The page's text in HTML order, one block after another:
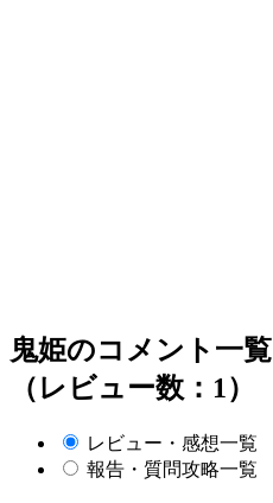
鬼姫のコメント一覧
（レビュー数：1）
レビュー・感想一覧
報告・質問攻略一覧